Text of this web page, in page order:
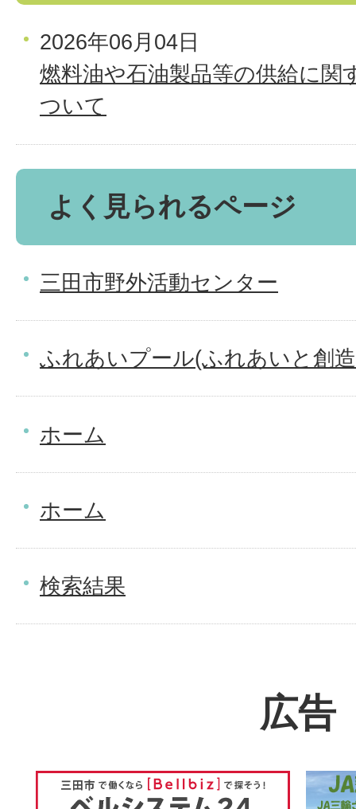
2026年06月04日
燃料油や石油製品等の供給に関
ついて
よく見られるページ
三田市野外活動センター
ふれあいプール(ふれあいと創
ホーム
ホーム
検索結果
広告